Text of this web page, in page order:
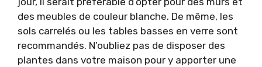
des meubles de couleur blanche. De même, les
sols carrelés ou les tables basses en verre sont
recommandés. N’oubliez pas de disposer des
plantes dans votre maison pour y apporter une